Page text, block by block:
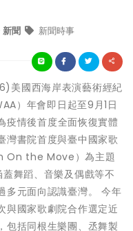
新聞 新聞時事
美國西海岸表演藝術經紀
）年會即日起至9月1日
情後首度全面恢復實體
灣書院首度與臺中國家歌
On the Move）為主題
舞蹈、音樂及偶戲等不
多元面向認識臺灣。 今年
與國家歌劇院合作選定近
包括同根生樂團、丞舞製